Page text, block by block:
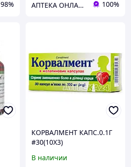
98% АПТЕКА ОНЛАЙН ТЕХМЕДСЕРВІС 100%
КОРВАЛМЕНТ КАПС.0.1Г
#30(10Х3)
В наличии